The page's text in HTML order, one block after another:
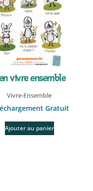
vivre ensemble
Vivre-Ensemble
Gratuit
Ajouter au panier